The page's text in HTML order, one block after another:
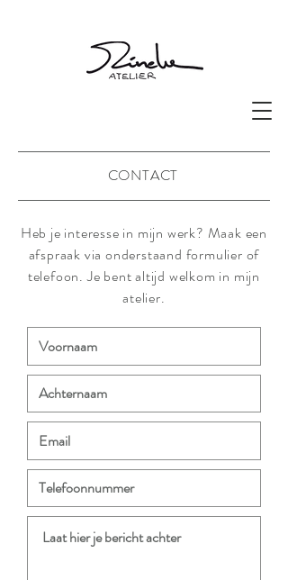
CONTACT
Heb je interesse in mijn werk? Maak een
afspraak via onderstaand formulier of
telefoon. Je bent altijd welkom in mijn
atelier.